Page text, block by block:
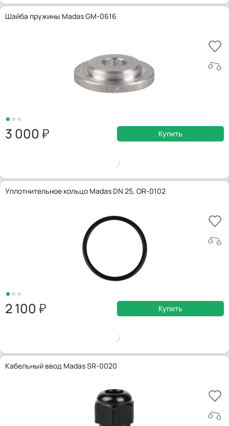
Шайба пружины Madas GM-0616
3 000 Купить
Уплотнительное кольцо Madas DN 25, OR-0102
2 100 Купить
Кабельный ввод Madas SR-0020